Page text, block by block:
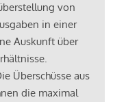
von
in einer
Auskunft über
Überschüsse aus
die maximal